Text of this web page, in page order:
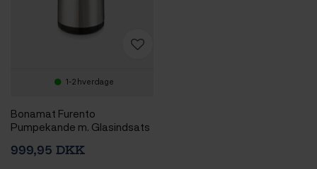
1-2 hverdage
Bonamat Furento
Pumpekande m. Glasindsats
999,95 DKK